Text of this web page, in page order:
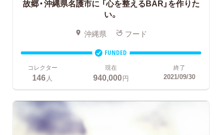
故郷・沖縄県名護市に 「心を整えるBAR」を作りた
い。
沖縄県 フード
FUNDED
コレクター
146 人
現在
940,000円
終了
2021/09/30